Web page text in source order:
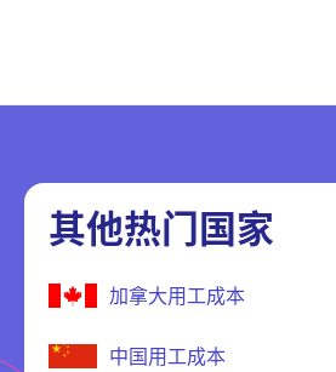
其他热门国家
加拿大用工成本
中国用工成本